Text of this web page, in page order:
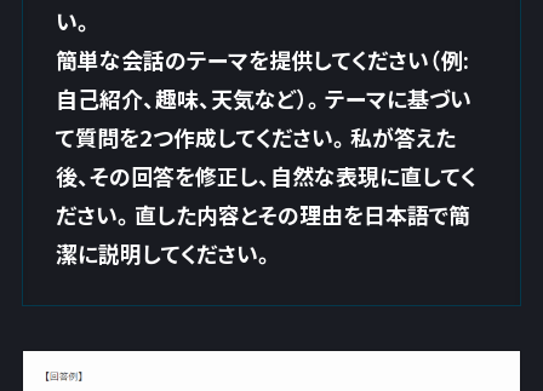
い。
簡単な会話のテーマを提供してください（例:
自己紹介、趣味、天気など）。テーマに基づい
て質問を2つ作成してください。私が答えた
後、その回答を修正し、自然な表現に直してく
ださい。直した内容とその理由を日本語で簡
潔に説明してください。